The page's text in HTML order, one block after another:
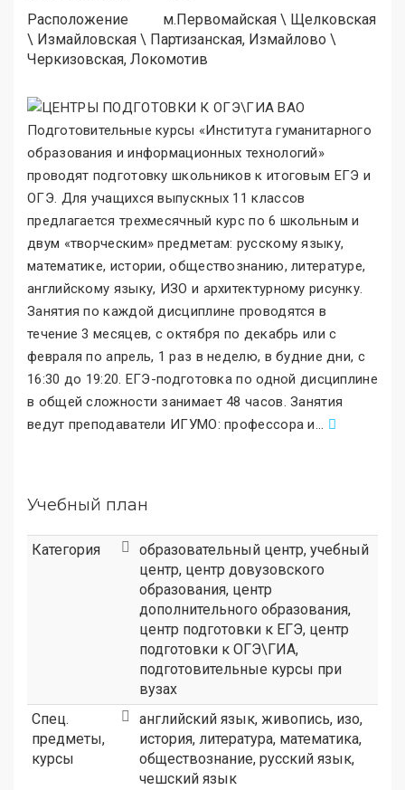
Расположение
м.Первомайская \ Щелковская
\ Измайловская \ Партизанская, Измайлово \
Черкизовская, Локомотив
Подготовительные курсы «Института гуманитарного
образования и информационных технологий»
проводят подготовку школьников к итоговым ЕГЭ и
ОГЭ. Для учащихся выпускных 11 классов
предлагается трехмесячный курс по 6 школьным и
двум «творческим» предметам: русскому языку,
математике, истории, обществознанию, литературе,
английскому языку, ИЗО и архитектурному рисунку.
Занятия по каждой дисциплине проводятся в
течение 3 месяцев, с октября по декабрь или с
февраля по апрель, 1 раз в неделю, в будние дни, с
16:30 до 19:20. ЕГЭ-подготовка по одной дисциплине
в общей сложности занимает 48 часов. Занятия
ведут преподаватели ИГУМО: профессора и...
Учебный план
Категория образовательный центр, учебный
центр, центр довузовского
образования, центр
дополнительного образования,
центр подготовки к ЕГЭ, центр
подготовки к ОГЭ\ГИА,
подготовительные курсы при
вузах
Спец.
предметы,
курсы
английский язык, живопись, изо,
история, литература, математика,
обществознание, русский язык,
чешский язык